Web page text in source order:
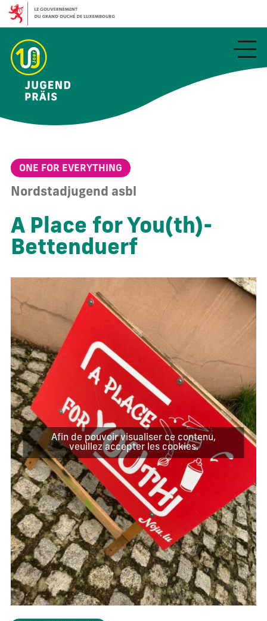
ONE FOR EVERYTHING
Nordstadjugend asbl
A Place for You(th)-
Bettenduerf
Afin de pouvoir visualiser ce contenu,
veuillez accepter les cookies.